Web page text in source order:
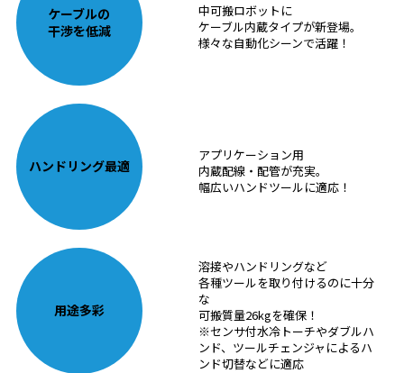
ケーブルの
干渉を低減
中可搬ロボットに
ケーブル内蔵タイプが新登場。
様々な自動化シーンで活躍！
ハンドリング最適
アプリケーション用
内蔵配線・配管が充実。
幅広いハンドツールに適応！
用途多彩
溶接やハンドリングなど
各種ツールを取り付けるのに十分
な
可搬質量26kgを確保！
※センサ付水冷トーチやダブルハ
ンド、ツールチェンジャによるハ
ンド切替などに適応